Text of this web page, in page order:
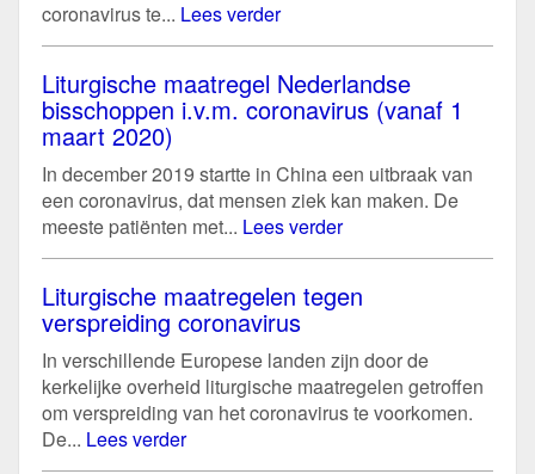
coronavirus te... Lees verder
Liturgische maatregel Nederlandse
bisschoppen i.v.m. coronavirus (vanaf 1
maart 2020)
In december 2019 startte in China een uitbraak van
een coronavirus, dat mensen ziek kan maken. De
meeste patiënten met... Lees verder
Liturgische maatregelen tegen
verspreiding coronavirus
In verschillende Europese landen zijn door de
kerkelijke overheid liturgische maatregelen getroffen
om verspreiding van het coronavirus te voorkomen.
De... Lees verder